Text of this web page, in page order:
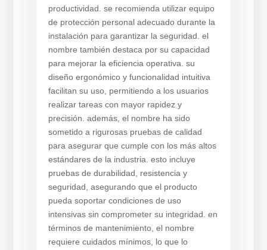
productividad. se recomienda utilizar equipo
de protección personal adecuado durante la
instalación para garantizar la seguridad. el
nombre también destaca por su capacidad
para mejorar la eficiencia operativa. su
diseño ergonómico y funcionalidad intuitiva
facilitan su uso, permitiendo a los usuarios
realizar tareas con mayor rapidez y
precisión. además, el nombre ha sido
sometido a rigurosas pruebas de calidad
para asegurar que cumple con los más altos
estándares de la industria. esto incluye
pruebas de durabilidad, resistencia y
seguridad, asegurando que el producto
pueda soportar condiciones de uso
intensivas sin comprometer su integridad. en
términos de mantenimiento, el nombre
requiere cuidados mínimos, lo que lo